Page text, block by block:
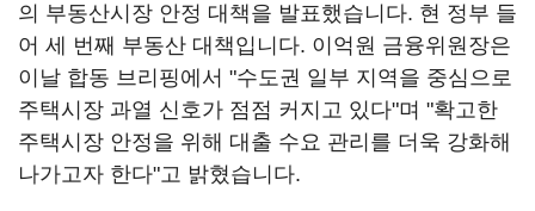
의 부동산시장 안정 대책을 발표했습니다. 현 정부 들
어 세 번째 부동산 대책입니다. 이억원 금융위원장은
이날 합동 브리핑에서 "수도권 일부 지역을 중심으로
주택시장 과열 신호가 점점 커지고 있다"며 "확고한
주택시장 안정을 위해 대출 수요 관리를 더욱 강화해
나가고자 한다"고 밝혔습니다.